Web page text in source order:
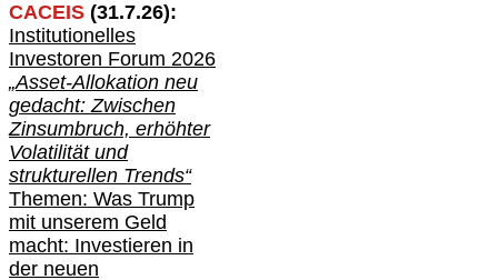
CACEIS (31.7.26):
Institutionelles
Investoren Forum 2026
„Asset-Allokation neu
gedacht: Zwischen
Zinsumbruch, erhöhter
Volatilität und
strukturellen Trends“
Themen: Was Trump
mit unserem Geld
macht: Investieren in
der neuen